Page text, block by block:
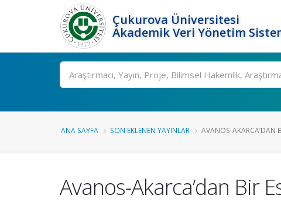
Çukurova Üniversitesi
Akademik Veri Yönetim
Ara
ANA SAYFA SON EKLENEN YAYINLAR AVANOS-AKARCA’DAN
Avanos-Akarca’dan Bir